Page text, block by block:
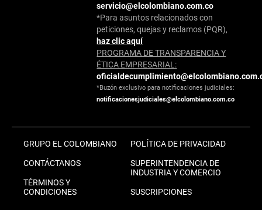
servicio@elcolombiano.com.co
*Para asuntos relacionados con
peticiones, quejas y reclamos (PQR),
haz clic aquí
PROGRAMA DE TRANSPARENCIA Y
ÉTICA EMPRESARIAL:
*Buzón exclusivo para notificaciones judiciales:
notificacionesjudiciales@elcolombiano.com.co
GRUPO EL COLOMBIANO
CONTÁCTANOS
TÉRMINOS Y
CONDICIONES
POLÍTICA DE PRIVACIDAD
SUPERINTENDENCIA DE
INDUSTRIA Y COMERCIO
SUSCRIPCIONES